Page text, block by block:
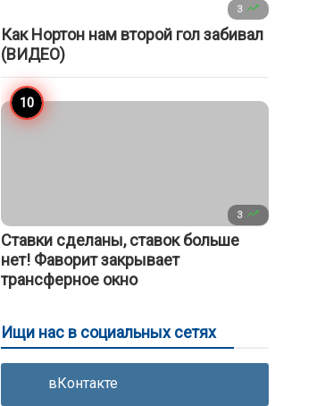
3 
Как Нортон нам второй гол забивал
(ВИДЕО)
3 
Ставки сделаны, ставок больше
нет! Фаворит закрывает
трансферное окно
Ищи нас в социальных сетях
вКонтакте